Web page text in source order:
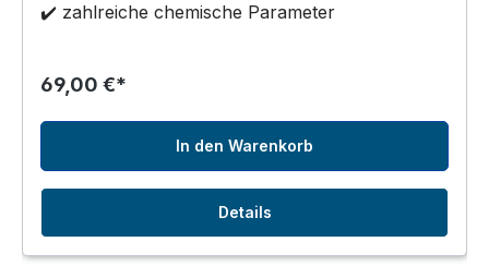
✔️ zahlreiche chemische Parameter
69,00 €*
In den Warenkorb
Details